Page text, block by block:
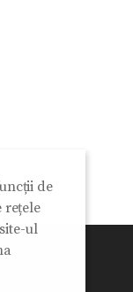
de
rețele
ul